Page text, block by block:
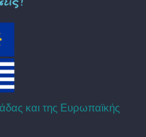
και της Ευρωπαϊκής